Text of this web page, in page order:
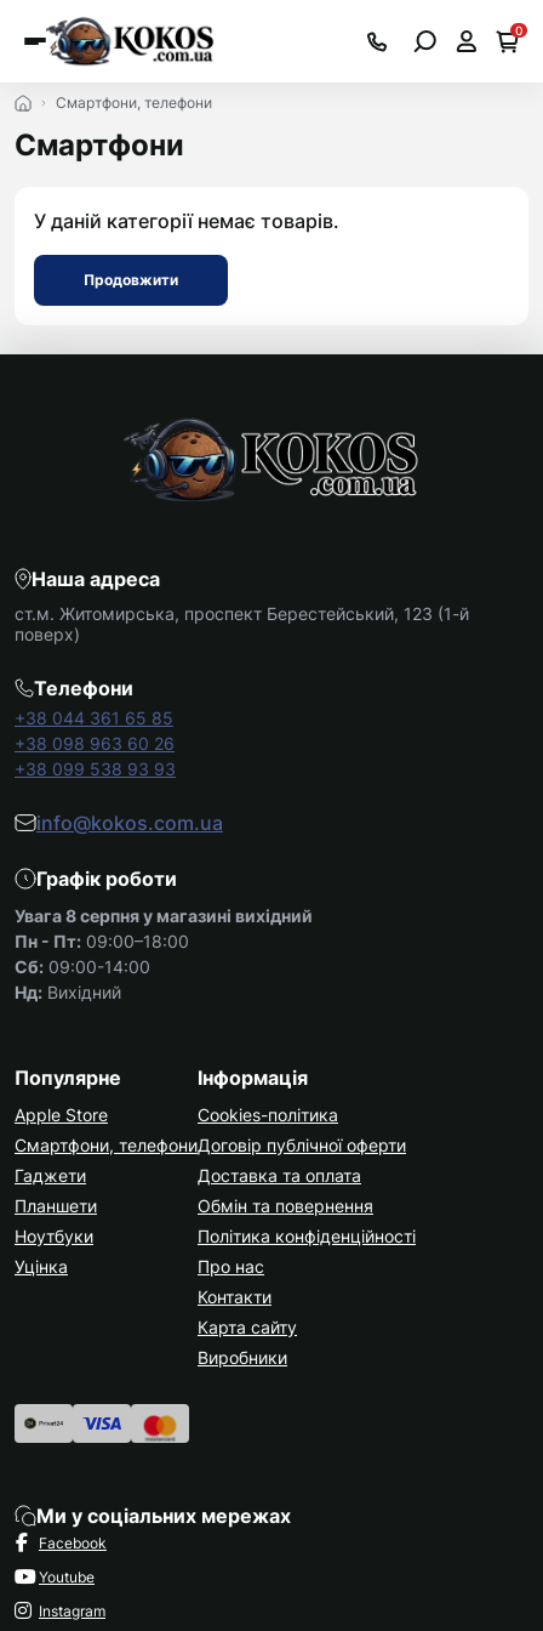
0
Смартфони, телефони
Смартфони
У даній категорії немає товарів.
Продовжити
Наша адреса
ст.м. Житомирська, проспект Берестейський, 123 (1-й
поверх)
Телефони
+38 044 361 65 85
+38 098 963 60 26
+38 099 538 93 93
info@kokos.com.ua
Графік роботи
Увага 8 серпня у магазині вихідний
Пн - Пт: 09:00–18:00
Сб: 09:00-14:00
Нд: Вихідний
Популярне
Apple Store
Смартфони, телефони
Гаджети
Планшети
Ноутбуки
Уцінка
Інформація
Cookies-політика
Договір публічної оферти
Доставка та оплата
Обмін та повернення
Політика конфіденційності
Про нас
Контакти
Карта сайту
Виробники
Ми у соціальних мережах
Facebook
Youtube
Instagram